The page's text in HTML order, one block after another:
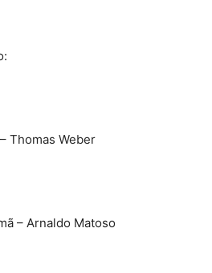
Thomas Weber
– Arnaldo Matoso